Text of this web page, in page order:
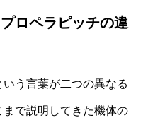
ロペラピッチの違
う言葉が二つの異なる
で説明してきた機体の